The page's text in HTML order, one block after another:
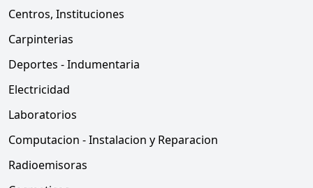
Centros, Instituciones
Carpinterias
Deportes - Indumentaria
Electricidad
Laboratorios
Computacion - Instalacion y Reparacion
Radioemisoras